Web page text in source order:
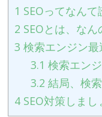
1 SEOってなんて
2 SEOとは、なん
3 検索エンジン最
3.1 検索エン
3.2 結局、検
4 SEO対策しまし